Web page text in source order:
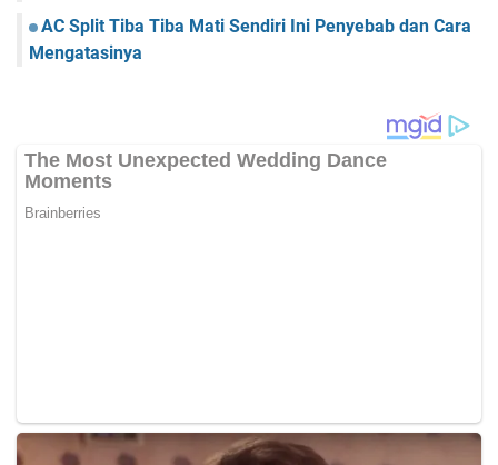
AC Split Tiba Tiba Mati Sendiri Ini Penyebab dan Cara
Mengatasinya